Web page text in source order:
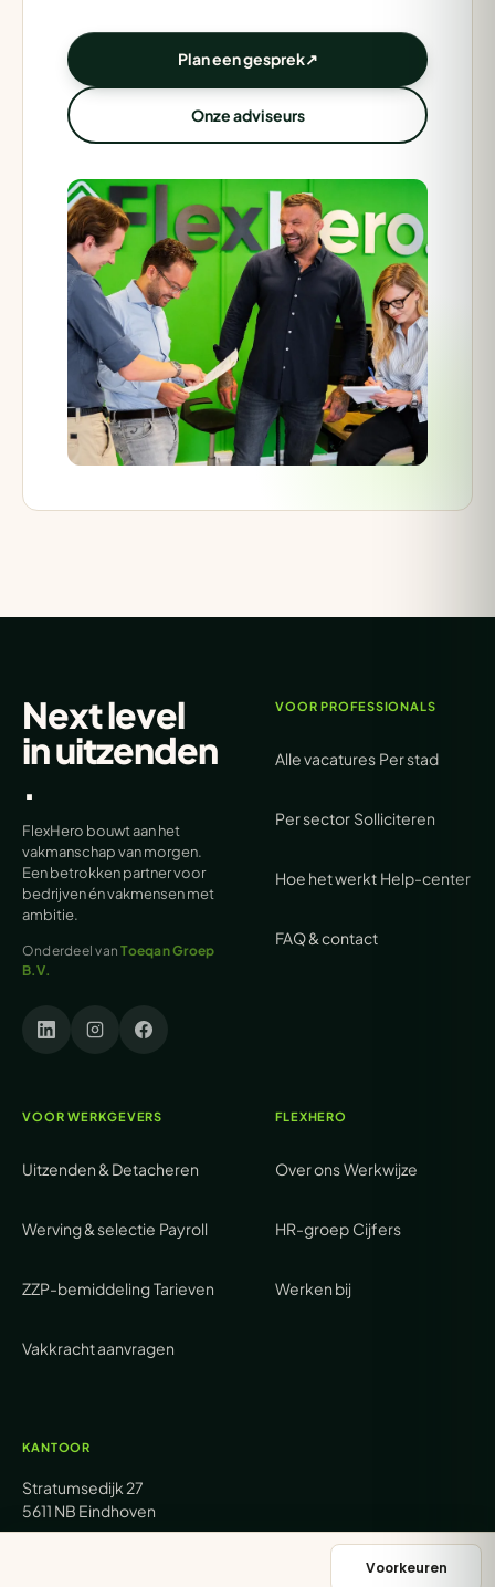
Plan een gesprek↗
Onze adviseurs
Next level
inuitzenden
.
FlexHero bouwt aan het
vakmanschap van morgen.
Een betrokken partner voor
bedrijven én vakmensen met
ambitie.
Onderdeel vanToeqan Groep
B.V.
VOOR PROFESSIONALS
Alle vacatures Per stad
Per sector Solliciteren
Hoe het werkt Help-center
FAQ & contact
VOOR WERKGEVERS
Uitzenden & Detacheren
Werving & selectie Payroll
ZZP-bemiddelingTarieven
Vakkracht aanvragen
FLEXHERO
Over onsWerkwijze
HR-groep Cijfers
Werken bij
KANTOOR
Stratumsedijk 27
5611 NB Eindhoven
Voorkeuren